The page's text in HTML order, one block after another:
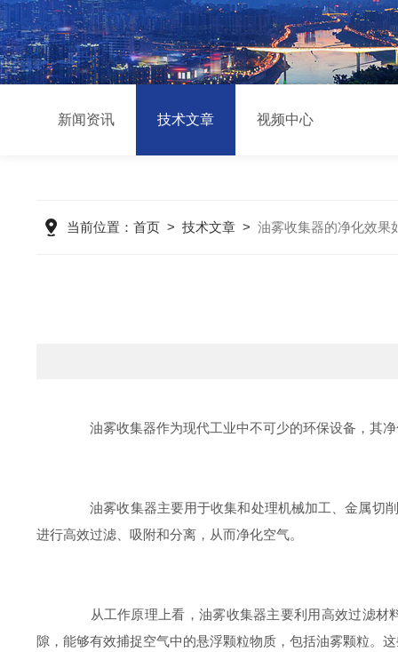
新闻资讯 技术文章 视频中心
当前位置： 首页> 技术文章> 油雾收集器的净化效果
油雾收集器作为现代工业中不可少的环保设备，其净
油雾收集器主要用于收集和处理机械加工、金属切削
进行高效过滤、吸附和分离，从而净化空气。
从工作原理上看，油雾收集器主要利用高效过滤材
隙，能够有效捕捉空气中的悬浮颗粒物质，包括油雾颗粒。